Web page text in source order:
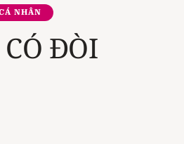
NHÂN
ĐÒI